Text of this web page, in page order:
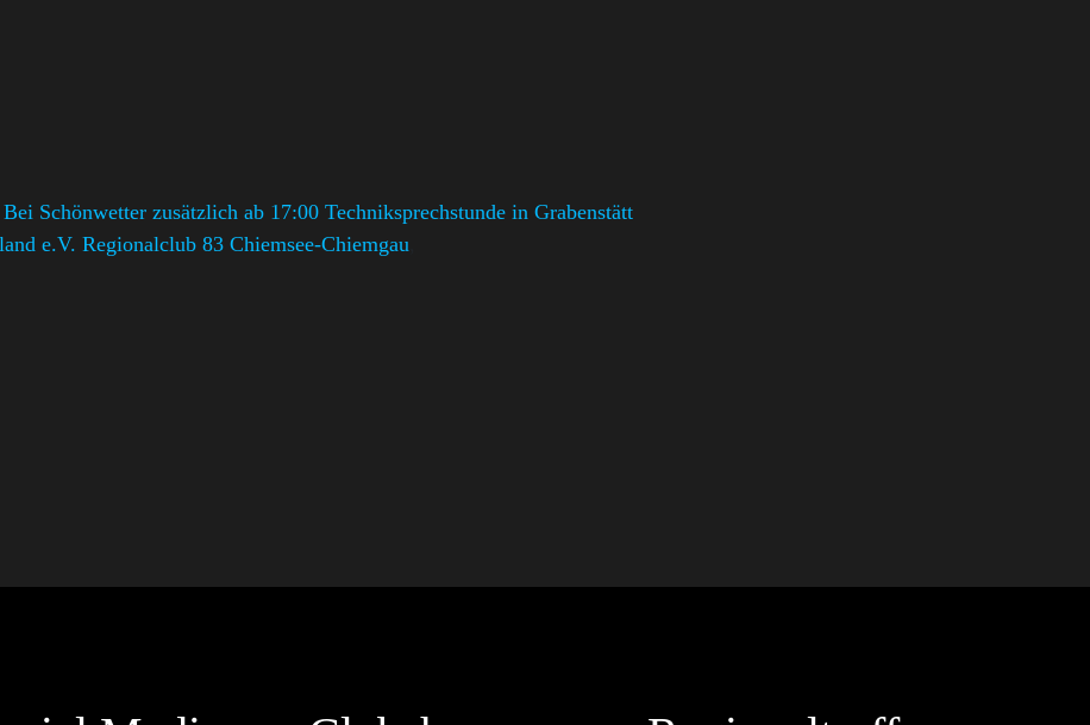
Schönwetter zusätzlich ab 17:00 Techniksprechstunde in Grabenstätt
e.V. Regionalclub 83 Chiemsee-Chiemgau